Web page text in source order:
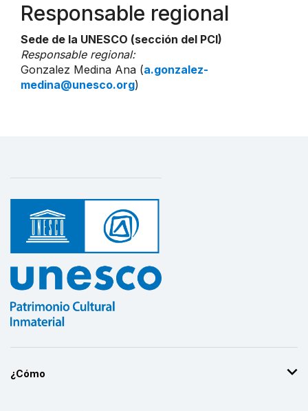
Responsable regional
Sede de la UNESCO (sección del PCI)
Responsable regional:
Gonzalez Medina Ana (a.gonzalez-
medina@unesco.org)
¿Cómo